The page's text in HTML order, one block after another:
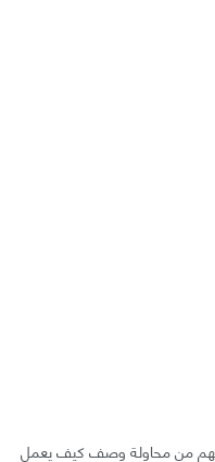
من محاولة وصف كيف يعمل